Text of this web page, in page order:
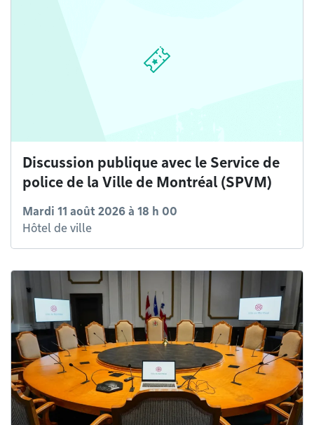
Discussion publique avec le Service de
police de la Ville de Montréal (SPVM)
Mardi 11 août 2026 à 18 h 00
Hôtel de ville